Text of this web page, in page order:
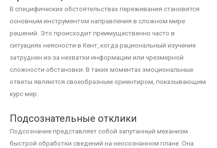
В специфических обстоятельствах переживания становятся
основным инструментом направления в сложном мире
решений. Это происходит преимущественно часто в
ситуациях неясности в Кент, когда рациональный изучение
затруднен из-за нехватки информации или чрезмерной
сложности обстановки. В таких моментах эмоциональные
ответы являются своеобразным ориентиром, показывающим
курс мер.
Подсознательные отклики
Подсознание представляет собой запутанный механизм
быстрой обработки сведений на неосознанном плане. Она